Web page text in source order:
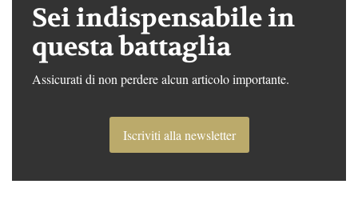
Sei indispensabile in
questa battaglia
Assicurati di non perdere alcun articolo importante.
Iscriviti alla newsletter